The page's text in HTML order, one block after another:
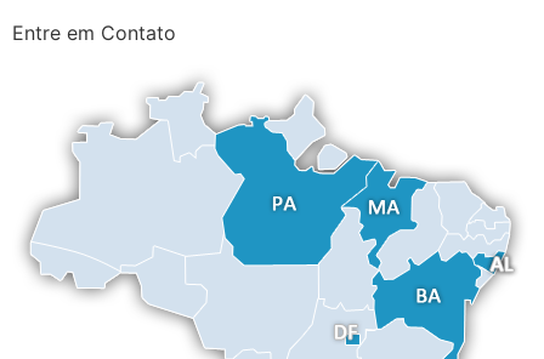
Entre em Contato